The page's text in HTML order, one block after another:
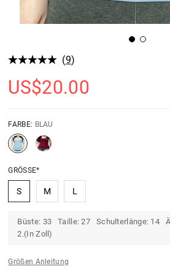
(9)
US$20.00
FARBE: BLAU
GRÖSSE*
S M L
Büste: 33 Taille: 27 Schulterlänge: 14
2.(In Zoll)
Größen Anleitung